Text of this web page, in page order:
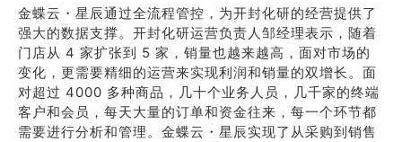
金蝶云・星辰通过全流程管控，为开封化研的经营提供了
强大的数据支撑。开封化研运营负责人邹经理表示，随着
门店从 4 家扩张到 5 家，销量也越来越高，面对市场的
变化，更需要精细的运营来实现利润和销量的双增长。面
对超过 4000 多种商品，几十个业务人员，几千家的终端
客户和会员，每天大量的订单和资金往来，每一个环节都
需要进行分析和管理。金蝶云・星辰实现了从采购到销售